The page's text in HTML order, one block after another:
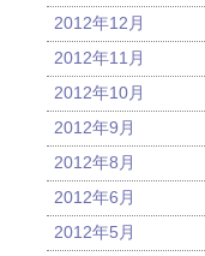
2012年12月
2012年11月
2012年10月
2012年9月
2012年8月
2012年6月
2012年5月